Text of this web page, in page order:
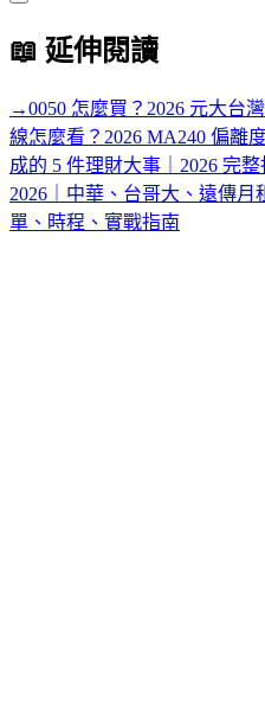
📖 延伸閱讀
→0050 怎麼買？2026 元大台
線怎麼看？2026 MA240 偏離
成的 5 件理財大事｜2026 完整
2026｜中華、台哥大、遠傳月
單、時程、實戰指南